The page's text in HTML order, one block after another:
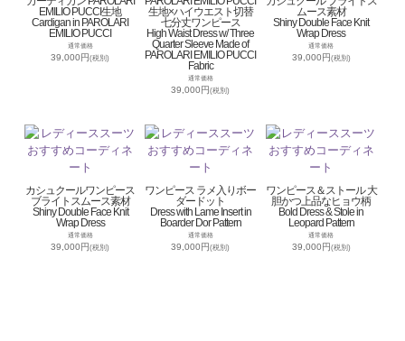
EMILIO PUCCI生地
Cardigan in PAROLARI
EMILIO PUCCI
通常価格
39,000円(税別)
生地×ハイウエスト切替
七分丈ワンピース
High Waist Dress w/ Three
Quarter Sleeve Made of
PAROLARI EMILIO PUCCI
Fabric
通常価格
39,000円(税別)
ムース素材
Shiny Double Face Knit
Wrap Dress
通常価格
39,000円(税別)
カシュクールワンピース
ブライトスムース素材
Shiny Double Face Knit
Wrap Dress
通常価格
39,000円(税別)
ワンピース ラメ入りボー
ダードット
Dress with Lame Insert in
Boarder Dor Pattern
通常価格
39,000円(税別)
ワンピース＆ストール 大
胆かつ上品なヒョウ柄
Bold Dress & Stole in
Leopard Pattern
通常価格
39,000円(税別)